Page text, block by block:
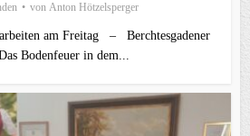
von Anton Hötzelsperger
am Freitag – Berchtesgadener
Bodenfeuer in dem...